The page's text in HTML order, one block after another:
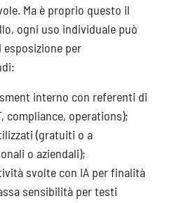
Ma è proprio questo il
ogni uso individuale può
per
interno con referenti di
compliance, operations);
(gratuiti o a
o aziendali);
svolte con IA per finalità
sensibilità per testi